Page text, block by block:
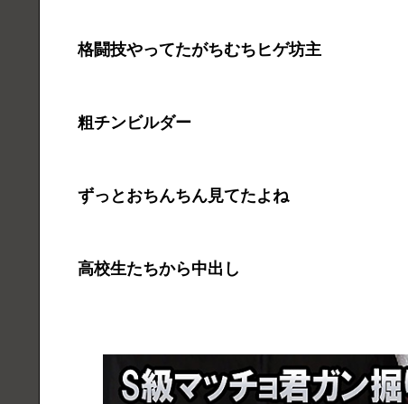
格闘技やってたがちむちヒゲ坊主
粗チンビルダー
ずっとおちんちん見てたよね
高校生たちから中出し